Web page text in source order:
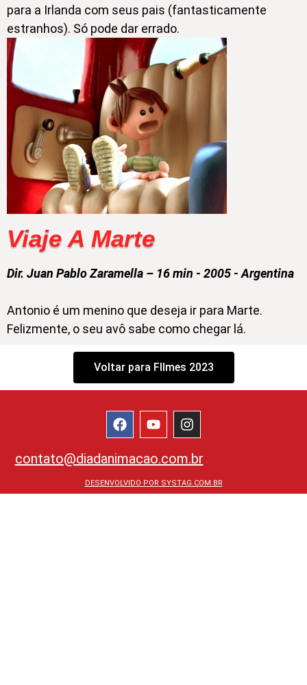
para a Irlanda com seus pais (fantasticamente
estranhos). Só pode dar errado.
Viaje A Marte
Dir. Juan Pablo Zaramella – 16 min - 2005 - Argentina
Antonio é um menino que deseja ir para Marte.
Felizmente, o seu avô sabe como chegar lá.
Voltar para FIlmes 2023
contato@diadanimacao.com.br
DESENVOLVIDO POR SYSTAG.COM.BR